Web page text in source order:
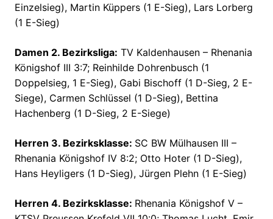
Einzelsieg), Martin Küppers (1 E-Sieg), Lars Lorberg
(1 E-Sieg)
Damen 2. Bezirksliga: TV Kaldenhausen – Rhenania
Königshof III 3:7; Reinhilde Dohrenbusch (1
Doppelsieg, 1 E-Sieg), Gabi Bischoff (1 D-Sieg, 2 E-
Siege), Carmen Schlüssel (1 D-Sieg), Bettina
Hachenberg (1 D-Sieg, 2 E-Siege)
Herren 3. Bezirksklasse: SC BW Mülhausen III –
Rhenania Königshof IV 8:2; Otto Hoter (1 D-Sieg),
Hans Heyligers (1 D-Sieg), Jürgen Plehn (1 E-Sieg)
Herren 4. Bezirksklasse: Rhenania Königshof V –